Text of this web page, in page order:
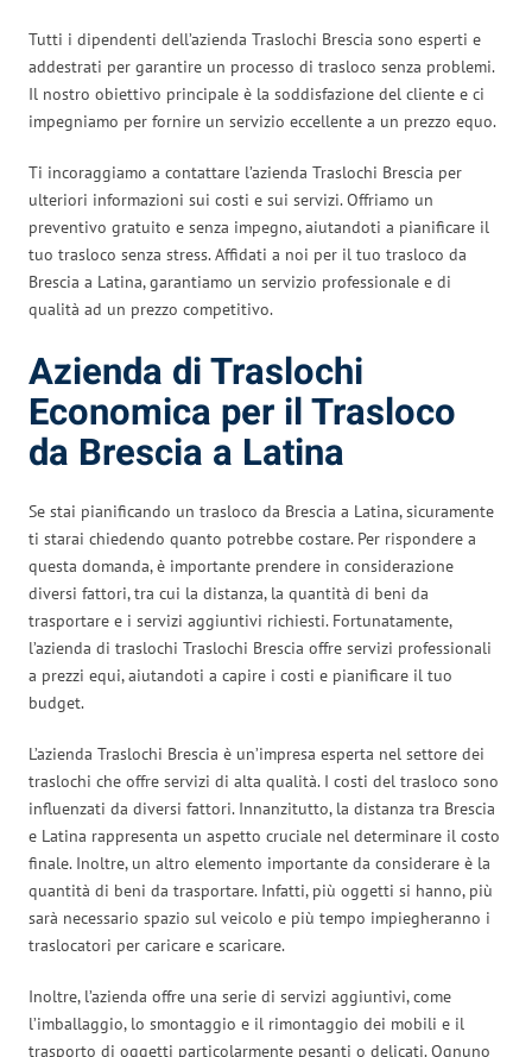
Tutti i dipendenti dell’azienda Traslochi Brescia sono esperti e
addestrati per garantire un processo di trasloco senza problemi.
Il nostro obiettivo principale è la soddisfazione del cliente e ci
impegniamo per fornire un servizio eccellente a un prezzo equo.
Ti incoraggiamo a contattare l’azienda Traslochi Brescia per
ulteriori informazioni sui costi e sui servizi. Offriamo un
preventivo gratuito e senza impegno, aiutandoti a pianificare il
tuo trasloco senza stress. Affidati a noi per il tuo trasloco da
Brescia a Latina, garantiamo un servizio professionale e di
qualità ad un prezzo competitivo.
Azienda di Traslochi
Economica per il Trasloco
da Brescia a Latina
Se stai pianificando un trasloco da Brescia a Latina, sicuramente
ti starai chiedendo quanto potrebbe costare. Per rispondere a
questa domanda, è importante prendere in considerazione
diversi fattori, tra cui la distanza, la quantità di beni da
trasportare e i servizi aggiuntivi richiesti. Fortunatamente,
l’azienda di traslochi Traslochi Brescia offre servizi professionali
a prezzi equi, aiutandoti a capire i costi e pianificare il tuo
budget.
L’azienda Traslochi Brescia è un’impresa esperta nel settore dei
traslochi che offre servizi di alta qualità. I costi del trasloco sono
influenzati da diversi fattori. Innanzitutto, la distanza tra Brescia
e Latina rappresenta un aspetto cruciale nel determinare il costo
finale. Inoltre, un altro elemento importante da considerare è la
quantità di beni da trasportare. Infatti, più oggetti si hanno, più
sarà necessario spazio sul veicolo e più tempo impiegheranno i
traslocatori per caricare e scaricare.
Inoltre, l’azienda offre una serie di servizi aggiuntivi, come
l’imballaggio, lo smontaggio e il rimontaggio dei mobili e il
trasporto di oggetti particolarmente pesanti o delicati. Ognuno